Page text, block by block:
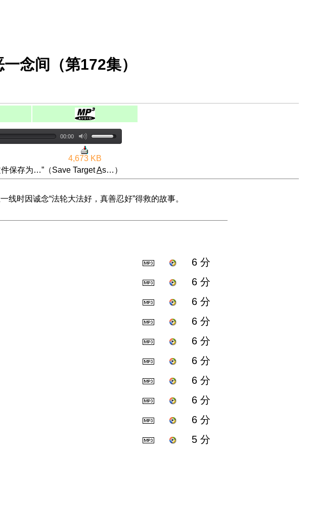
念间（第172集）
00:00
4,673 KB
保存为…”（Save TargetAs…）
时因诚念“法轮大法好，真善忍好”得救的故事。
6 分
6 分
6 分
6 分
6 分
6 分
6 分
6 分
6 分
5 分